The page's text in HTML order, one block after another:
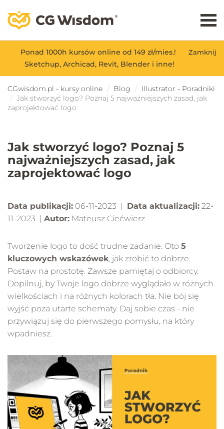
Zamknij
Ponad 1000h kursów online od 149 zł/mies.!
Sketchup, Archicad, Revit, Blender i inne!
CGwisdom.pl - kursy online Blog
Illustrator - Poradniki
Jak stworzyć logo? Poznaj 5 najważniejszych zasad, jak
zaprojektować logo
Jak stworzyć logo? Poznaj 5
najważniejszych zasad, jak
zaprojektować logo
Data publikacji: 06-11-2023 | Data aktualizacji: 22-
11-2023 | Autor: Mateusz Ciećwierz
Tworzenie logo to dość trudne zadanie. Oto 5
kluczowych wskazówek, jak zrobić to dobrze.
Postaw na prostotę. Zawsze pamiętaj o odbiorcy.
Dopilnuj, by Twoje logo dobrze wyglądało w różnych
wielkościach i na różnych kolorach tła. Nie bój się
wyjść poza utarte schematy. Daj sobie czas - nie
przywiązuj się do pierwszego pomysłu, na który
wpadniesz.